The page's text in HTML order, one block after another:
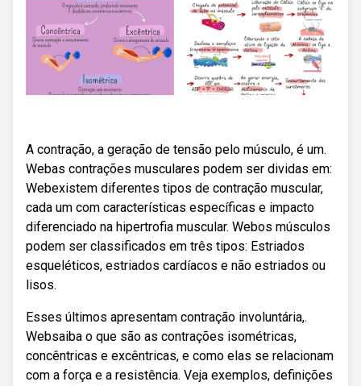
A contração, a geração de tensão pelo músculo, é um.
Webas contrações musculares podem ser dividas em:
Webexistem diferentes tipos de contração muscular,
cada um com características específicas e impacto
diferenciado na hipertrofia muscular. Webos músculos
podem ser classificados em três tipos: Estriados
esqueléticos, estriados cardíacos e não estriados ou
lisos.
Esses últimos apresentam contração involuntária,.
Websaiba o que são as contrações isométricas,
concêntricas e excêntricas, e como elas se relacionam
com a força e a resistência. Veja exemplos, definições